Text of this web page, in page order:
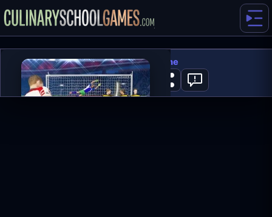
Penalty Kick Online
0